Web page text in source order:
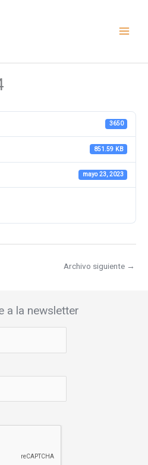
3650
851.59 KB
mayo 23, 2023
Archivo siguiente →
a la newsletter